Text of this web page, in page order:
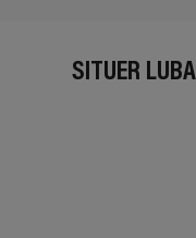
SITUER